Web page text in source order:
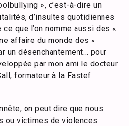
», c’est-à-dire un
d’insultes quotidiennes
ce que l’on nomme aussi des «
affaire du monde des «
un désenchantement… pour
par mon ami le docteur
formateur à la Fastef
on peut dire que nous
ou victimes de violences